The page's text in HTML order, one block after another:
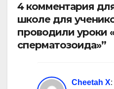
4 комментария
школе для
проводили уроки
сперматозоида»”
Cheetah X: